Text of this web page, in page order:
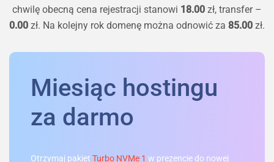
chwilę obecną cena rejestracji stanowi 18.00 zł, transfer –
0.00 zł. Na kolejny rok domenę można odnowić za 85.00 zł.
Miesiąc hostingu
za darmo
Otrzymaj pakiet Turbo NVMe 1 w prezencie do nowej